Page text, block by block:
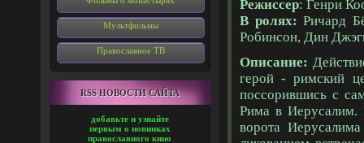
Мультфильмы
Православное ТВ
RSS НОВОСТИ САЙТА
добавьте и узнайте
первым о новинках
православного кино
Режиссер: Генри
В ролях:Ричард
Робинсон, Дин
Описание:
герой - римский
поссорившись с
Рима в Иерусалим.
ворота